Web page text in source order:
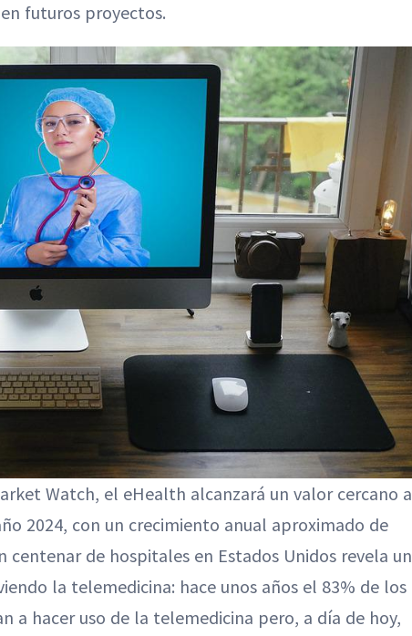
futuros proyectos.
Watch, el eHealth alcanzará un valor cercano a
2024, con un crecimiento anual aproximado de
centenar de hospitales en Estados Unidos revela un
la telemedicina: hace unos años el 83% de los
a hacer uso de la telemedicina pero, a día de hoy,